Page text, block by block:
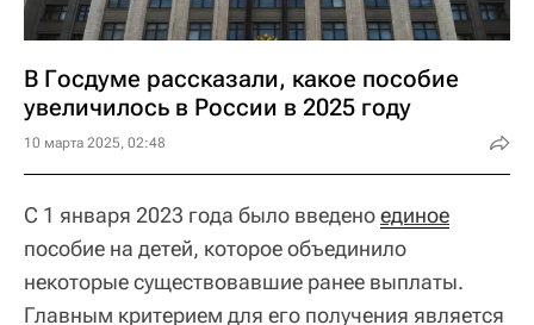
В Госдуме рассказали, какое пособие
увеличилось в России в 2025 году
10 марта 2025, 02:48
С 1 января 2023 года было введеноединое
пособие на детей, которое объединило
некоторые существовавшие ранее выплаты.
Главным критерием для его получения является